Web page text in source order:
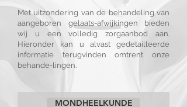
Met uitzondering van de behandeling van
aangeboren gelaats-afwijkingen bieden
wij u een volledig zorgaanbod aan.
Hieronder kan u alvast gedetailleerde
informatie terugvinden omtrent onze
behande-lingen.
MONDHEELKUNDE